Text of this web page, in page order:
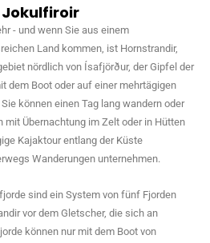
- und wenn Sie aus einem
Land kommen, ist Hornstrandir,
nördlich von Ísafjörður, der Gipfel der
dem Boot oder auf einer mehrtägigen
können einen Tag lang wandern oder
mit Übernachtung im Zelt oder in Hütten
Kajaktour entlang der Küste
Wanderungen unternehmen.
sind ein System von fünf Fjorden
vor dem Gletscher, die sich an
können nur mit dem Boot von